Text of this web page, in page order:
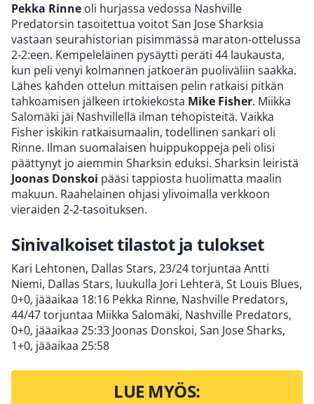
Pekka Rinne oli hurjassa vedossa Nashville
Predatorsin tasoitettua voitot San Jose Sharksia
vastaan seurahistorian pisimmässä maraton-ottelussa
2-2:een. Kempeleläinen pysäytti peräti 44 laukausta,
kun peli venyi kolmannen jatkoerän puoliväliin saakka.
Lähes kahden ottelun mittaisen pelin ratkaisi pitkän
tahkoamisen jälkeen irtokiekosta Mike Fisher. Miikka
Salomäki jäi Nashvillellä ilman tehopisteitä. Vaikka
Fisher iskikin ratkaisumaalin, todellinen sankari oli
Rinne. Ilman suomalaisen huippukoppeja peli olisi
päättynyt jo aiemmin Sharksin eduksi. Sharksin leiristä
Joonas Donskoi pääsi tappiosta huolimatta maalin
makuun. Raahelainen ohjasi ylivoimalla verkkoon
vieraiden 2-2-tasoituksen.
Sinivalkoiset tilastot ja tulokset
Kari Lehtonen, Dallas Stars, 23/24 torjuntaa Antti
Niemi, Dallas Stars, luukulla Jori Lehterä, St Louis Blues,
0+0, jääaikaa 18:16 Pekka Rinne, Nashville Predators,
44/47 torjuntaa Miikka Salomäki, Nashville Predators,
0+0, jääaikaa 25:33 Joonas Donskoi, San Jose Sharks,
1+0, jääaikaa 25:58
LUE MYÖS: